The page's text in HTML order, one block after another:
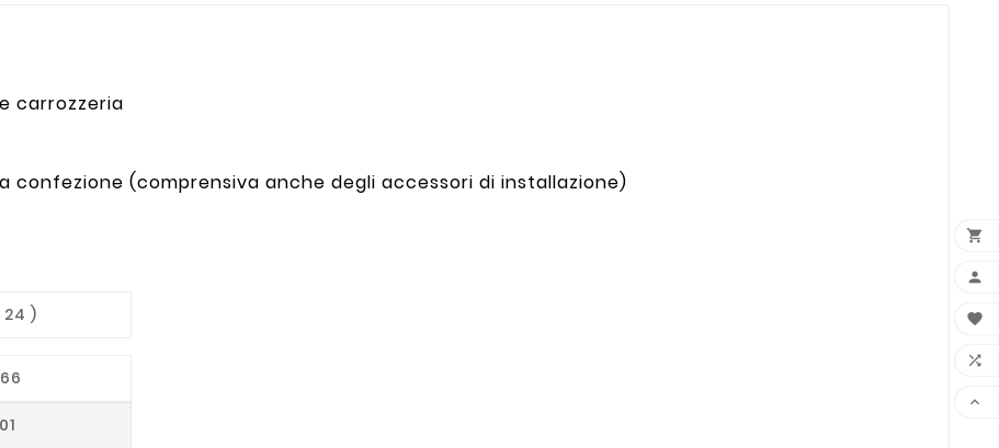
carrozzeria
(comprensiva anche degli accessori di installazione)
24 )




